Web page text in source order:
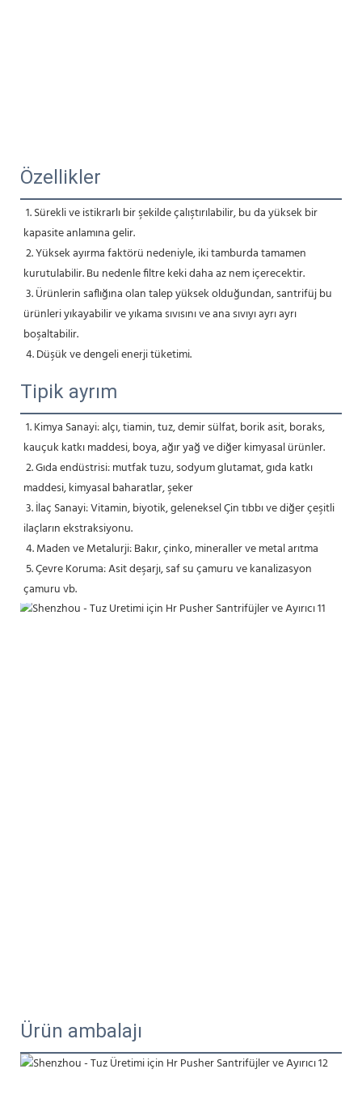
Özellikler
1. Sürekli ve istikrarlı bir şekilde çalıştırılabilir, bu da yüksek bir
kapasite anlamına gelir.
2. Yüksek ayırma faktörü nedeniyle, iki tamburda tamamen
kurutulabilir. Bu nedenle filtre keki daha az nem içerecektir.
3. Ürünlerin saflığına olan talep yüksek olduğundan, santrifüj bu
ürünleri yıkayabilir ve yıkama sıvısını ve ana sıvıyı ayrı ayrı
boşaltabilir.
4. Düşük ve dengeli enerji tüketimi.
Tipik ayrım
1. Kimya Sanayi: alçı, tiamin, tuz, demir sülfat, borik asit, boraks,
kauçuk katkı maddesi, boya, ağır yağ ve diğer kimyasal ürünler.
maddesi, kimyasal baharatlar, şeker
ilaçların ekstraksiyonu.
4. Maden ve Metalurji: Bakır, çinko, mineraller ve metal arıtma
çamuru vb.
Ürün ambalajı